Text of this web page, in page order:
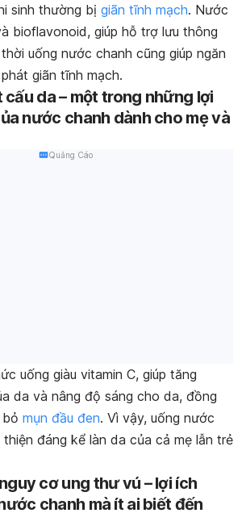
sinh thường bị giãn tĩnh mạch. Nước
bioflavonoid, giúp hỗ trợ lưu thông
uống nước chanh cũng giúp ngăn
giãn tĩnh mạch.
cấu da – một trong những lợi
nước chanh dành cho mẹ và
Quảng Cáo
uống giàu vitamin C, giúp tăng
da và nâng độ sáng cho da, đồng
mụn đầu đen. Vì vậy, uống nước
thiện đáng kể làn da của cả mẹ lẫn trẻ
cơ ung thư vú – lợi ích
chanh mà ít ai biết đến